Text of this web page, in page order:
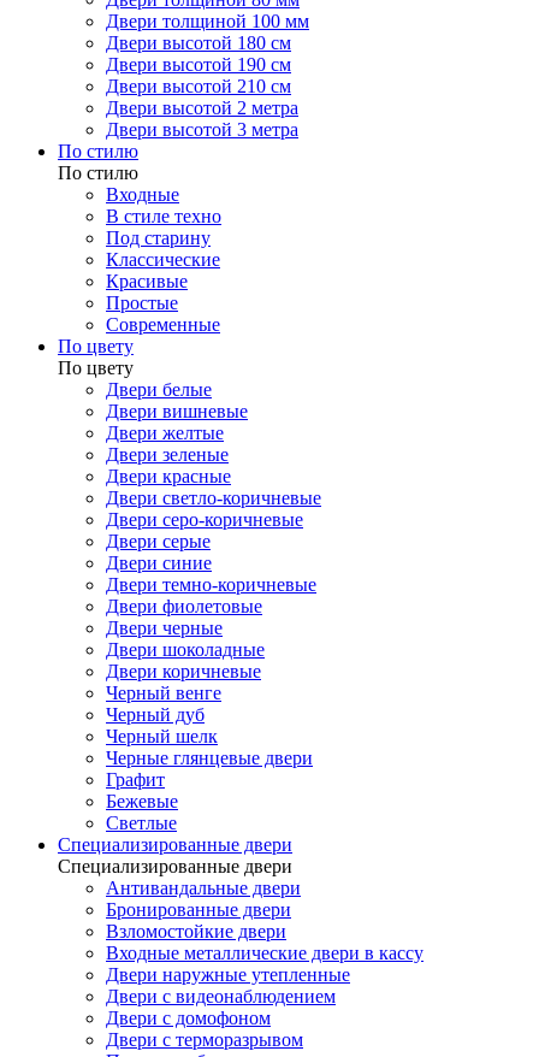
Двери толщиной 100 мм
Двери высотой 180 см
Двери высотой 190 см
Двери высотой 210 см
Двери высотой 2 метра
Двери высотой 3 метра
По стилю
По стилю
Входные
В стиле техно
Под старину
Классические
Красивые
Простые
Современные
По цвету
По цвету
Двери белые
Двери вишневые
Двери желтые
Двери зеленые
Двери красные
Двери светло-коричневые
Двери серо-коричневые
Двери серые
Двери синие
Двери темно-коричневые
Двери фиолетовые
Двери черные
Двери шоколадные
Двери коричневые
Черный венге
Черный дуб
Черный шелк
Черные глянцевые двери
Графит
Бежевые
Светлые
Специализированные двери
Специализированные двери
Антивандальные двери
Бронированные двери
Взломостойкие двери
Входные металлические двери в кассу
Двери наружные утепленные
Двери с видеонаблюдением
Двери с домофоном
Двери с терморазрывом